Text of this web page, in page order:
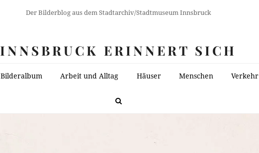
Der Bilderblog aus dem Stadtarchiv/Stadtmuseum Innsbruck
INNSBRUCK ERINNERT SICH
Bilderalbum Arbeit und Alltag Häuser Menschen Verkehr